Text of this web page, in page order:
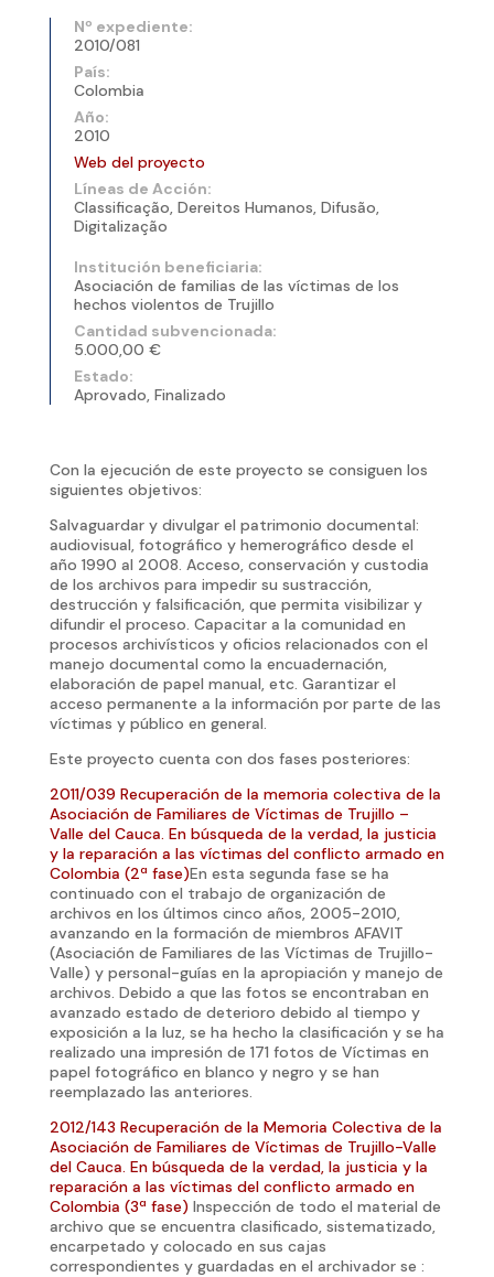
Nº expediente:
2010/081
País:
Colombia
Año:
2010
Web del proyecto
Líneas de Acción:
Classificação, Dereitos Humanos, Difusão,
Digitalização
Institución beneficiaria:
Asociación de familias de las víctimas de los
hechos violentos de Trujillo
Cantidad subvencionada:
5.000,00 €
Estado:
Aprovado, Finalizado
Con la ejecución de este proyecto se consiguen los
siguientes objetivos:
Salvaguardar y divulgar el patrimonio documental:
audiovisual, fotográfico y hemerográfico desde el
año 1990 al 2008. Acceso, conservación y custodia
de los archivos para impedir su sustracción,
destrucción y falsificación, que permita visibilizar y
difundir el proceso. Capacitar a la comunidad en
procesos archivísticos y oficios relacionados con el
manejo documental como la encuadernación,
elaboración de papel manual, etc. Garantizar el
acceso permanente a la información por parte de las
víctimas y público en general.
Este proyecto cuenta con dos fases posteriores:
2011/039 Recuperación de la memoria colectiva de la
Asociación de Familiares de Víctimas de Trujillo –
Valle del Cauca. En búsqueda de la verdad, la justicia
y la reparación a las víctimas del conflicto armado en
Colombia (2ª fase)En esta segunda fase se ha
continuado con el trabajo de organización de
archivos en los últimos cinco años, 2005-2010,
avanzando en la formación de miembros AFAVIT
(Asociación de Familiares de las Víctimas de Trujillo-
Valle) y personal-guías en la apropiación y manejo de
archivos. Debido a que las fotos se encontraban en
avanzado estado de deterioro debido al tiempo y
exposición a la luz, se ha hecho la clasificación y se ha
realizado una impresión de 171 fotos de Víctimas en
papel fotográfico en blanco y negro y se han
reemplazado las anteriores.
2012/143 Recuperación de la Memoria Colectiva de la
Asociación de Familiares de Víctimas de Trujillo-Valle
del Cauca. En búsqueda de la verdad, la justicia y la
reparación a las víctimas del conflicto armado en
Colombia (3ª fase) Inspección de todo el material de
archivo que se encuentra clasificado, sistematizado,
encarpetado y colocado en sus cajas
correspondientes y guardadas en el archivador se :